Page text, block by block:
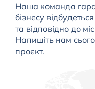
Наша команда
бізнесу
та відповідно до
Напишіть нам
проєкт.